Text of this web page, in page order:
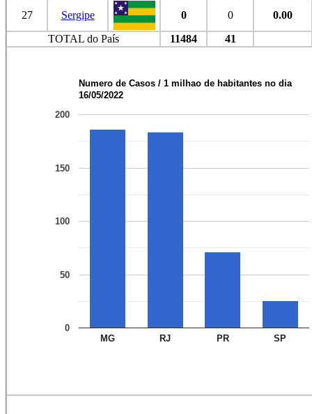
27 Sergipe 0 0
0.00
TOTAL do País
11484 41
Numero de Casos / 1 milhao de habitantes no dia
16/05/2022
MG RJ PR SP
0
50
100
150
200